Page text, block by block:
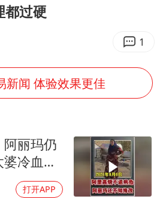
国防部：中国军队坚决反制任何闹海挑衅图谋
百花奖开幕式
胡彦斌获《歌手2026》歌王
东航：国内客票提前14天免费退改
38岁演员求职万岁山NPC成功
都过硬
1
新闻 体验效果更佳
丽玛仍
冷血引
打开APP